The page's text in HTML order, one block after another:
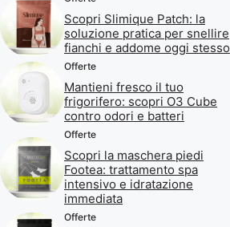
Scopri Slimique Patch: la
soluzione pratica per snellire
fianchi e addome oggi stesso
Offerte
Mantieni fresco il tuo
frigorifero: scopri O3 Cube
contro odori e batteri
Offerte
Scopri la maschera piedi
Footea: trattamento spa
intensivo e idratazione
immediata
Offerte